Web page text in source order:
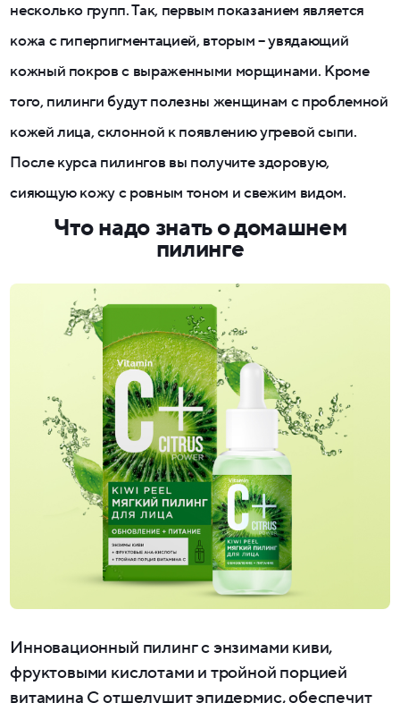
несколько групп. Так, первым показанием является
кожа с гиперпигментацией, вторым – увядающий
кожный покров с выраженными морщинами. Кроме
того, пилинги будут полезны женщинам с проблемной
кожей лица, склонной к появлению угревой сыпи.
После курса пилингов вы получите здоровую,
сияющую кожу с ровным тоном и свежим видом.
Что надо знать о домашнем
пилинге
Инновационный пилинг с энзимами киви,
фруктовыми кислотами и тройной порцией
витамина C отшелушит эпидермис, обеспечит